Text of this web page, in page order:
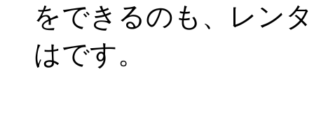
をできるのも、レン
はです。